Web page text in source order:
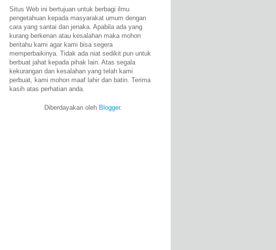
Situs Web ini bertujuan untuk berbagi ilmu
pengetahuan kepada masyarakat umum dengan
cara yang santai dan jenaka. Apabila ada yang
kurang berkenan atau kesalahan maka mohon
beritahu kami agar kami bisa segera
memperbaikinya. Tidak ada niat sedikit pun untuk
berbuat jahat kepada pihak lain. Atas segala
kekurangan dan kesalahan yang telah kami
perbuat, kami mohon maaf lahir dan batin. Terima
kasih atas perhatian anda.
Diberdayakan oleh Blogger.